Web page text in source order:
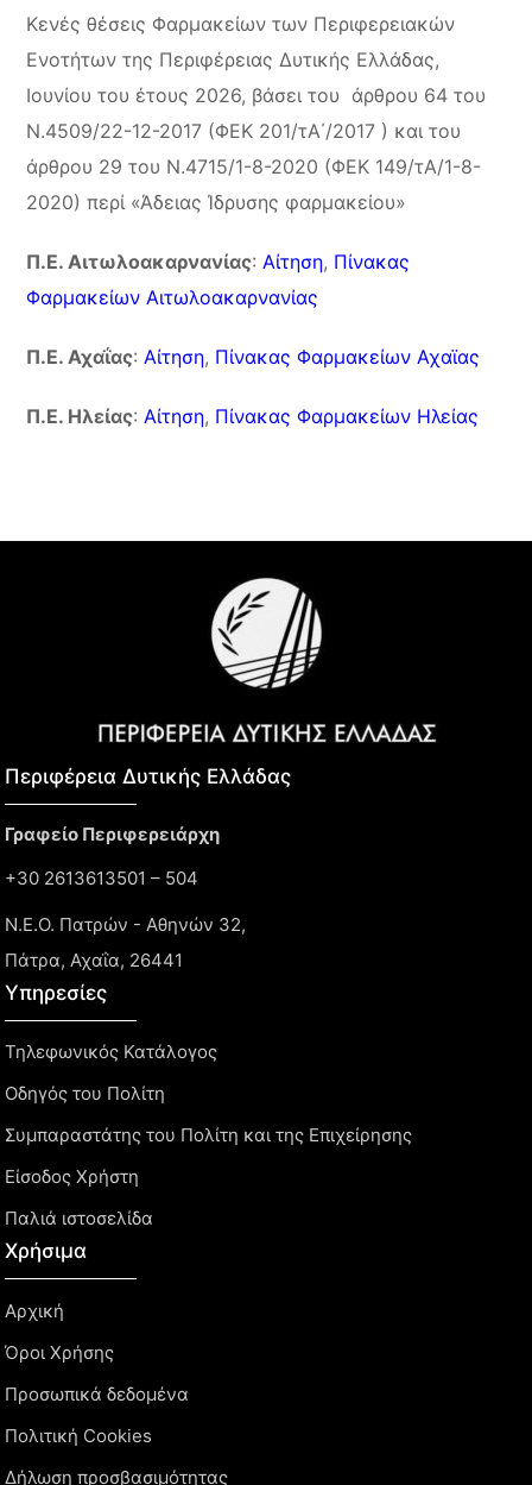
Κενές θέσεις Φαρμακείων των Περιφερειακών
Ενοτήτων της Περιφέρειας Δυτικής Ελλάδας,
Ιουνίου του έτους 2026, βάσει του άρθρου 64 του
Ν.4509/22-12-2017 (ΦΕΚ 201/τΑ΄/2017 ) και του
άρθρου 29 του Ν.4715/1-8-2020 (ΦΕΚ 149/τΑ/1-8-
2020) περί «Άδειας Ίδρυσης φαρμακείου»
Π.Ε. Αιτωλοακαρνανίας:Αίτηση, Πίνακας
Φαρμακείων Αιτωλοακαρνανίας
Π.Ε. Αχαΐας:Αίτηση, Πίνακας Φαρμακείων Αχαϊας
Π.Ε. Ηλείας:Αίτηση, Πίνακας Φαρμακείων Ηλείας
Περιφέρεια Δυτικής Ελλάδας​
Γραφείο Περιφερειάρχη
+30 2613613501 – 504
Ν.Ε.Ο. Πατρών - Αθηνών 32,
Πάτρα, Αχαΐα, 26441
Υπηρεσίες
Τηλεφωνικός Κατάλογος
Οδηγός του Πολίτη
Συμπαραστάτης του Πολίτη και της Επιχείρησης
Είσοδος Χρήστη
Παλιά ιστοσελίδα
Χρήσιμα
Αρχική
Όροι Χρήσης
Προσωπικά δεδομένα
Πολιτική Cookies
Δήλωση προσβασιμότητας